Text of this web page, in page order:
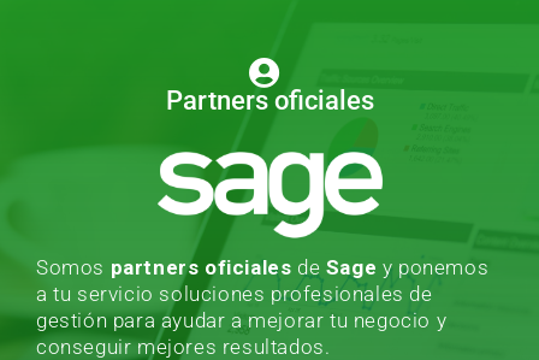
Partners oficiales
Somos partners oficiales de Sage y ponemos
a tu servicio soluciones profesionales de
gestión para ayudar a mejorar tu negocio y
conseguir mejores resultados.